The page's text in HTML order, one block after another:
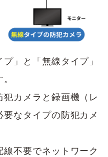
」と「無線タイプ」
カメラと録画機（レ
なタイプの防犯カメ
不要でネットワーク